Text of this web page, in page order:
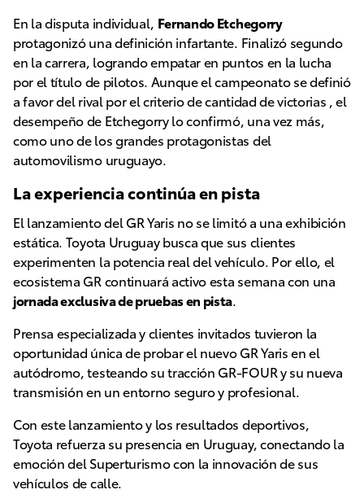
En la disputa individual, Fernando Etchegorry
protagonizó una definición infartante. Finalizó segundo
en la carrera, logrando empatar en puntos en la lucha
por el título de pilotos. Aunque el campeonato se definió
a favor del rival por el criterio de cantidad de victorias , el
desempeño de Etchegorry lo confirmó, una vez más,
como uno de los grandes protagonistas del
automovilismo uruguayo.
La experiencia continúa en pista
El lanzamiento del GR Yaris no se limitó a una exhibición
estática. Toyota Uruguay busca que sus clientes
experimenten la potencia real del vehículo. Por ello, el
ecosistema GR continuará activo esta semana con una
jornada exclusiva de pruebas en pista.
Prensa especializada y clientes invitados tuvieron la
oportunidad única de probar el nuevo GR Yaris en el
autódromo, testeando su tracción GR-FOUR y su nueva
transmisión en un entorno seguro y profesional.
Con este lanzamiento y los resultados deportivos,
Toyota refuerza su presencia en Uruguay, conectando la
emoción del Superturismo con la innovación de sus
vehículos de calle.